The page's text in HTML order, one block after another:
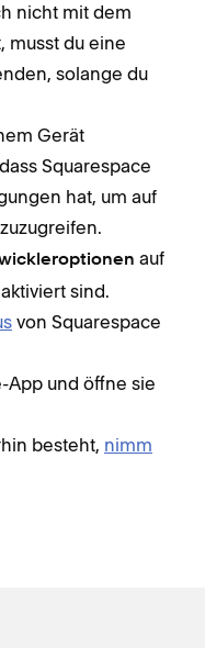
nicht mit dem
musst du eine
solange du
Gerät
Squarespace
hat, um auf
auf
sind.
von Squarespace
App und öffne sie
besteht, nimm